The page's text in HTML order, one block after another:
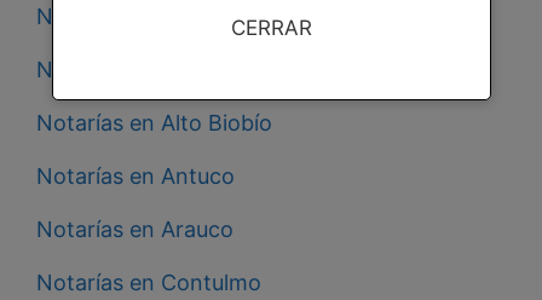
Notarías en Santa Juana
Notarías en Tomé
Notarías en Alto Biobío
Notarías en Antuco
Notarías en Arauco
Notarías en Contulmo
CERRAR